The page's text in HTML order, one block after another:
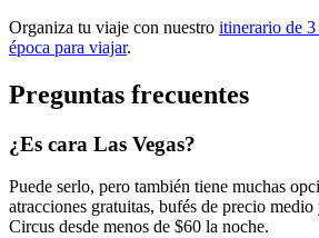
Organiza tu viaje con nuestro itinerario de 3
época para viajar.
Preguntas frecuentes
¿Es cara Las Vegas?
Puede serlo, pero también tiene muchas
atracciones gratuitas, bufés de precio
Circus desde menos de $60 la noche.